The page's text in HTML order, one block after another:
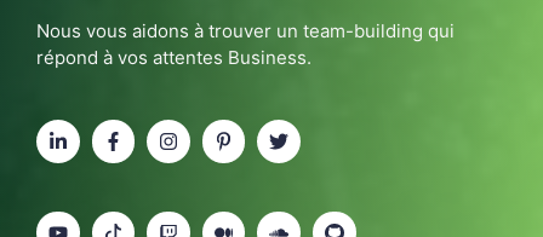
Nous vous aidons à trouver un team-building qui
répond à vos attentes Business.